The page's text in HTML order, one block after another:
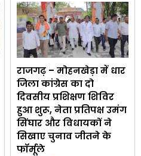
राजगढ़ – मोहनखेड़ा में धार
जिला कांग्रेस का दो
दिवसीय प्रशिक्षण शिविर
हुआ शुरू, नेता प्रतिपक्ष उमंग
सिंघार और विधायकों ने
सिखाए चुनाव जीतने के
फॉर्मूले